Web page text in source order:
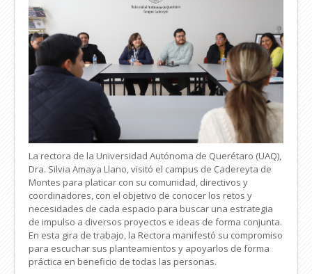
La rectora de la Universidad Autónoma de Querétaro (UAQ),
Dra. Silvia Amaya Llano, visitó el campus de Cadereyta de
Montes para platicar con su comunidad, directivos y
coordinadores, con el objetivo de conocer los retos y
necesidades de cada espacio para buscar una estrategia
de impulso a diversos proyectos e ideas de forma conjunta.
En esta gira de trabajo, la Rectora manifestó su compromiso
para escuchar sus planteamientos y apoyarlos de forma
práctica en beneficio de todas las personas.